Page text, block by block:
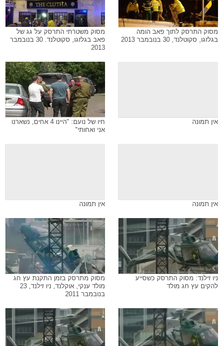
מסוק התרסק לתוך פאב הומה
בגלזגו, סקוטלנד, 30 בנובמבר 2013
מסוק משטרתי התרסק על גג של
פאב בגלזגו, סקוטלנד. 30 בנובמבר
2013
אין תמונה
חיו של נועם: "היינו 4 אחים, נשארנו
אני ואחותי"
אין תמונה אין תמונה
ניו זילנד: מסוק התרסק כשסייע
להקים עץ חג מולד
מסוק מתרסק בזמן התקנת עץ חג
מולד ענקי, אוקלנד, ניו זילנד, 23
בנובמבר 2011